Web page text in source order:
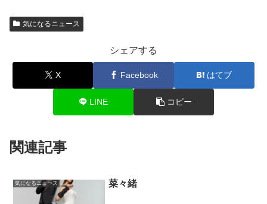
気になるニュース
シェアする
X Facebook はてブ
LINE コピー
関連記事
気になるニュース 菜々緒